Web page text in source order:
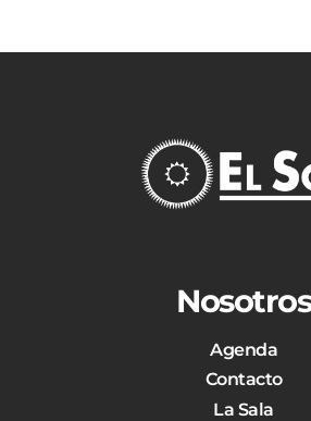
Nosotros
Agenda
Contacto
La Sala